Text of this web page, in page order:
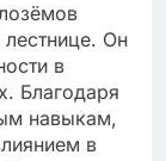
Он
в
Благодаря
навыкам,
в